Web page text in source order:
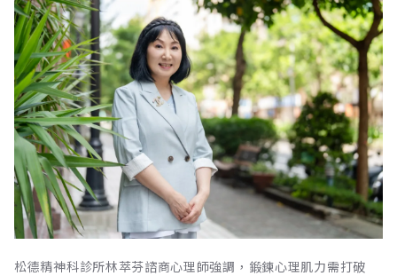
松德精神科診所林萃芬諮商心理師強調，鍛鍊心理肌力需打破